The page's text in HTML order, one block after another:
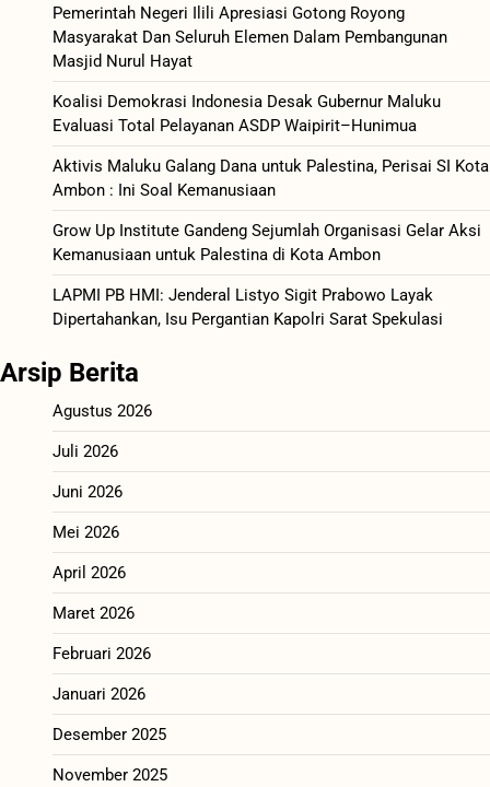
Pemerintah Negeri Ilili Apresiasi Gotong Royong
Masyarakat Dan Seluruh Elemen Dalam Pembangunan
Masjid Nurul Hayat
Koalisi Demokrasi Indonesia Desak Gubernur Maluku
Evaluasi Total Pelayanan ASDP Waipirit–Hunimua
Aktivis Maluku Galang Dana untuk Palestina, Perisai SI Kota
Ambon : Ini Soal Kemanusiaan
Grow Up Institute Gandeng Sejumlah Organisasi Gelar Aksi
Kemanusiaan untuk Palestina di Kota Ambon
LAPMI PB HMI: Jenderal Listyo Sigit Prabowo Layak
Dipertahankan, Isu Pergantian Kapolri Sarat Spekulasi
Arsip Berita
Agustus 2026
Juli 2026
Juni 2026
Mei 2026
April 2026
Maret 2026
Februari 2026
Januari 2026
Desember 2025
November 2025